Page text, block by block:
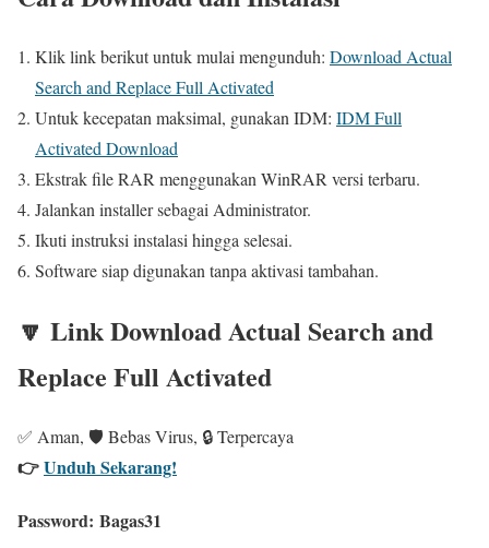
Klik link berikut untuk mulai mengunduh: Download Actual
Search and Replace Full Activated
Untuk kecepatan maksimal, gunakan IDM: IDM Full
Activated Download
Ekstrak file RAR menggunakan WinRAR versi terbaru.
Jalankan installer sebagai Administrator.
Ikuti instruksi instalasi hingga selesai.
Software siap digunakan tanpa aktivasi tambahan.
🔽 Link Download Actual Search and
Replace Full Activated
✅ Aman, 🛡️ Bebas Virus, 🔒 Terpercaya
👉Unduh Sekarang!
Password: Bagas31